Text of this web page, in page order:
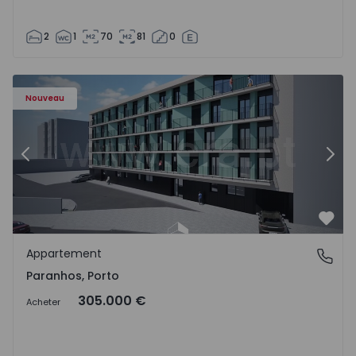
2 1 70 81 0
Nouveau
Appartement T1 Porto, Paranhos - 1575706 - 8
Précédent
Paranhos, Porto
Appartement
Paranhos, Porto
Acheter 305.000 €